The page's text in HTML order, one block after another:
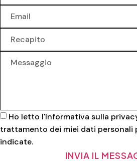
Ho letto l'Informativa sulla
trattamento dei miei dati personali
indicate.
INVIA IL